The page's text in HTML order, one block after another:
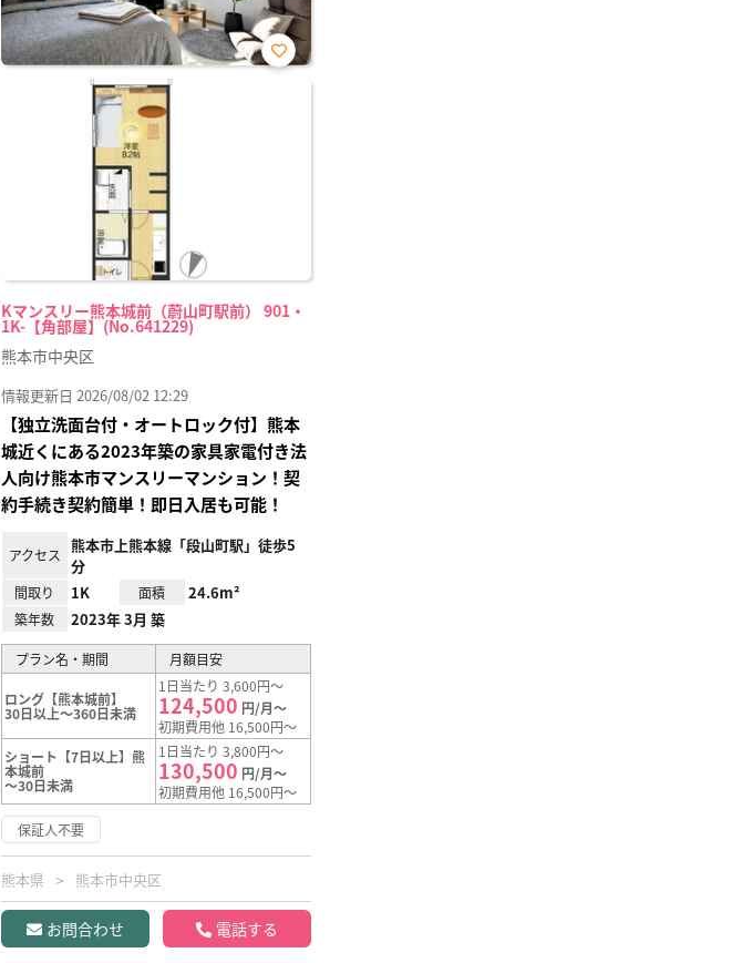
Kマンスリー熊本城前（蔚山町駅前） 901・
1K-【角部屋】(No.641229)
お気
熊本市中央区
情報更新日 2026/08/02 12:29
【独立洗面台付・オートロック付】熊本
城近くにある2023年築の家具家電付き法
人向け熊本市マンスリーマンション！契
約手続き契約簡単！即日入居も可能！
アクセス
熊本市上熊本線「段山町駅」徒歩5
分
間取り 1K 面積 24.6m²
築年数 2023年 3月 築
プラン名・期間 月額目安
ロング【熊本城前】
30日以上～360日未満
1日当たり 3,600円～
124,500 円/月～
初期費用他 16,500円～
ショート【7日以上】熊
本城前
～30日未満
1日当たり 3,800円～
130,500 円/月～
初期費用他 16,500円～
保証人不要
熊本県 熊本市中央区
お問合わせ 電話する